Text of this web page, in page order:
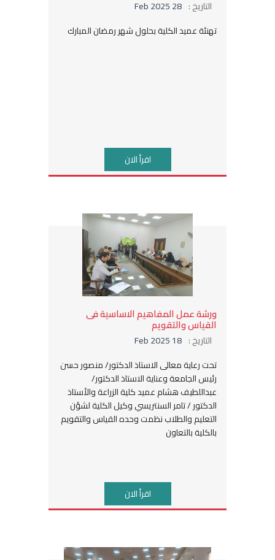
التاريخ : 28 Feb 2025
تهنئة عميد الكلية بحلول شهر رمضان المبارك
اقرأ الان
ورشة عمل المفاهيم الاساسية فى
القياس والتقويم
التاريخ : 18 Feb 2025
تحت رعاية معالى الاستاذ الدكتور/ منصور حسن
رئيس الجامعة وعناية الاستاذ الدكتور/
عبداللطيف هشام عميد كلية الزراعة والأستاذ
الدكتور / تامر السنتريسي وكيل الكلية لشؤن
التعليم والطلاب نظمت وحده القياس والتقويم
بالكلية بالتعاون
اقرأ الان